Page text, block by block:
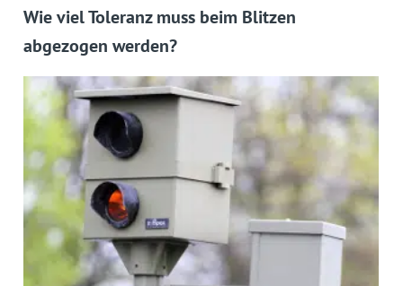
Wie viel Toleranz muss beim Blitzen
abgezogen werden?